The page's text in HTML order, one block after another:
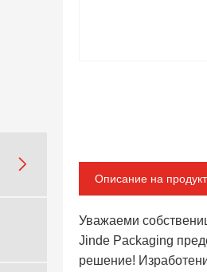

Описание на
Уважаеми
Jinde Packaging
решение!